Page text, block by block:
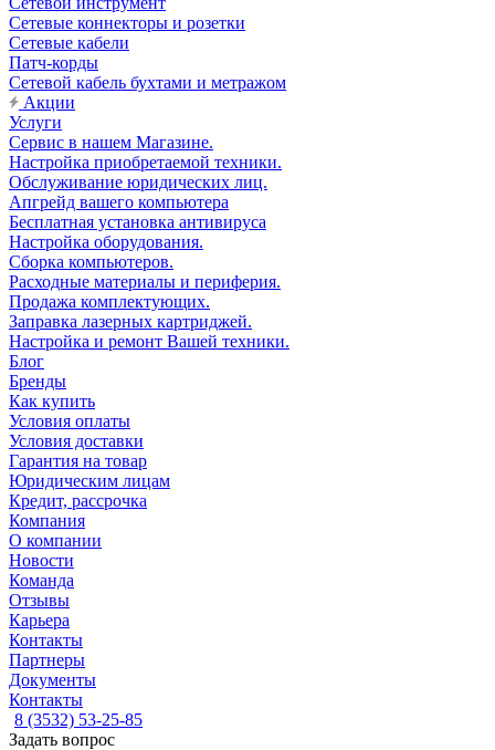
Сетевые коннекторы и розетки
Сетевые кабели
Патч-корды
Сетевой кабель бухтами и метражом
Акции
Услуги
Сервис в нашем Магазине.
Настройка приобретаемой техники.
Обслуживание юридических лиц.
Апгрейд вашего компьютера
Бесплатная установка антивируса
Настройка оборудования.
Сборка компьютеров.
Расходные материалы и периферия.
Продажа комплектующих.
Заправка лазерных картриджей.
Настройка и ремонт Вашей техники.
Блог
Бренды
Как купить
Условия оплаты
Условия доставки
Гарантия на товар
Юридическим лицам
Кредит, рассрочка
Компания
О компании
Новости
Команда
Отзывы
Карьера
Контакты
Партнеры
Документы
Контакты
8 (3532) 53-25-85
Задать вопрос